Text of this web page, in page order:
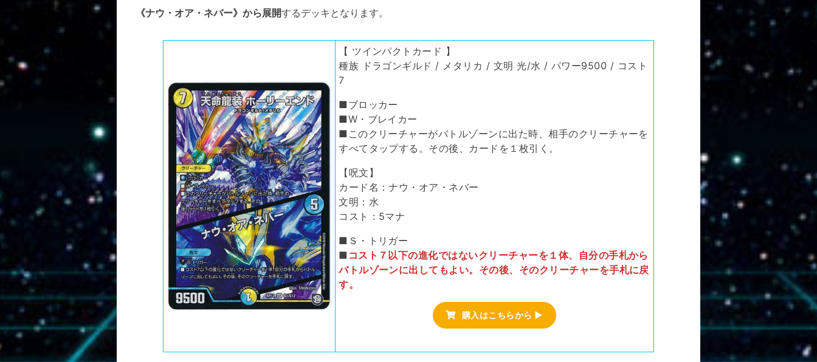
《ナウ・オア・ネバー》から展開するデッキとなります。
【 ツインパクトカード 】
種族 ドラゴンギルド / メタリカ / 文明 光/水 / パワー9500 / コスト
7
■ブロッカー
■W・ブレイカー
■このクリーチャーがバトルゾーンに出た時、相手のクリーチャーを
すべてタップする。その後、カードを１枚引く。
【呪文】
カード名：ナウ・オア・ネバー
文明：水
コスト：5マナ
■Ｓ・トリガー
■ コスト７以下の進化ではないクリーチャーを１体、自分の手札から
バトルゾーンに出してもよい。その後、そのクリーチャーを手札に戻
す。
購入はこちらから ▶